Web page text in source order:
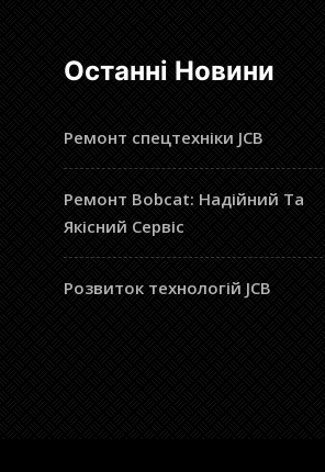
Останні Новини
Ремонт спецтехніки JCB
Ремонт Bobcat: Надійний Та
Якісний Сервіс
Розвиток технологій JCB